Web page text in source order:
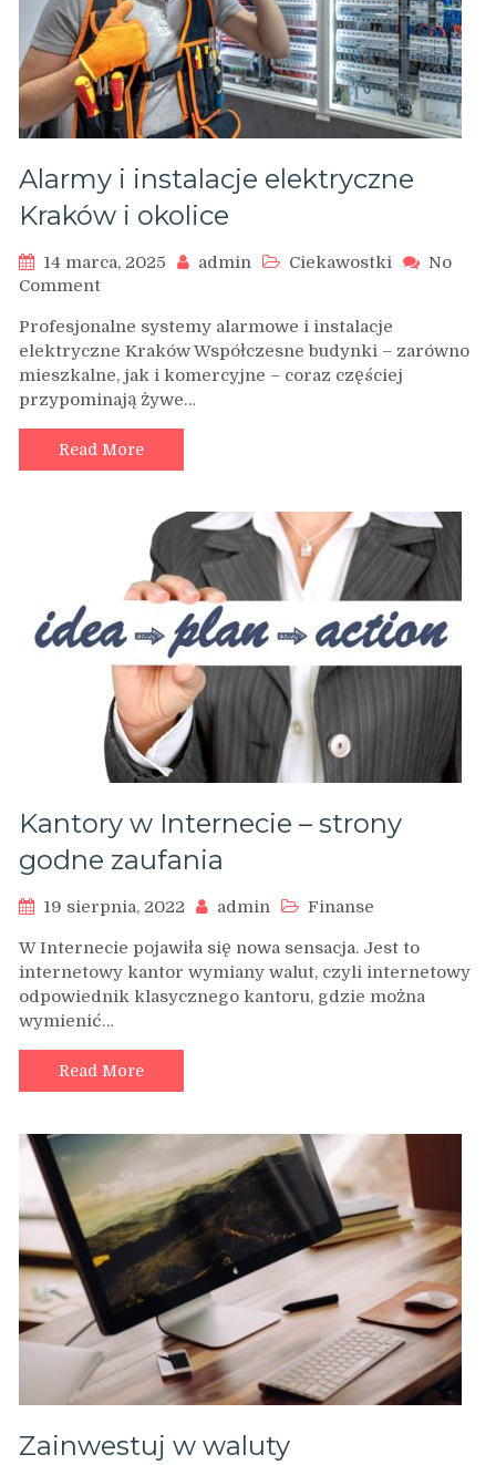
Alarmy i instalacje elektryczne
Kraków i okolice
14 marca, 2025 admin Ciekawostki
No
Commenton
i
instalacje
elektryczne
Kraków
okolice
Profesjonalne systemy alarmowe i instalacje
elektryczne Kraków Współczesne budynki – zarówno
mieszkalne, jak i komercyjne – coraz częściej
przypominają żywe…
Read More
Kantory w Internecie – strony
godne zaufania
19 sierpnia, 2022 admin Finanse
W Internecie pojawiła się nowa sensacja. Jest to
internetowy kantor wymiany walut, czyli internetowy
odpowiednik klasycznego kantoru, gdzie można
wymienić…
Read More
Zainwestuj w waluty